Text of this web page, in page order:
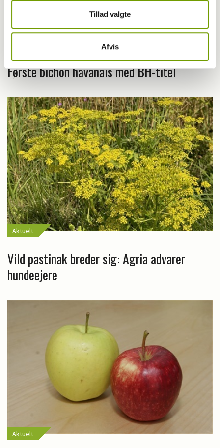
Tillad valgte
Afvis
Første bichon havanais med BH-titel
Aktuelt
Vild pastinak breder sig: Agria advarer
hundeejere
Aktuelt